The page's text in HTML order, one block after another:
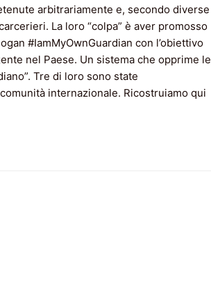
arbitrariamente e, secondo diverse
La loro “colpa” è aver promosso
#IamMyOwnGuardian con l’obiettivo
nel Paese. Un sistema che opprime le
Tre di loro sono state
internazionale. Ricostruiamo qui